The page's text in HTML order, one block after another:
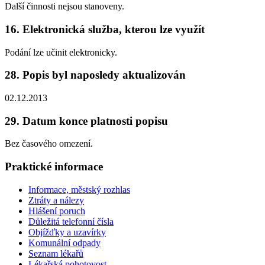
Další činnosti nejsou stanoveny.
16. Elektronická služba, kterou lze využít
Podání lze učinit elektronicky.
28. Popis byl naposledy aktualizován
02.12.2013
29. Datum konce platnosti popisu
Bez časového omezení.
Praktické informace
Informace, městský rozhlas
Ztráty a nálezy
Hlášení poruch
Důležitá telefonní čísla
Objížďky a uzavírky
Komunální odpady
Seznam lékařů